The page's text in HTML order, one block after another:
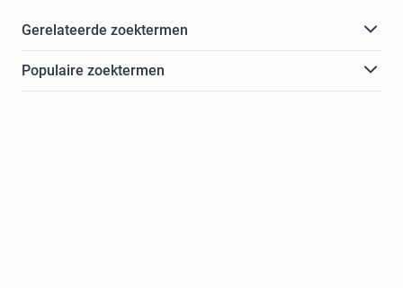
Gerelateerde zoektermen
Populaire zoektermen